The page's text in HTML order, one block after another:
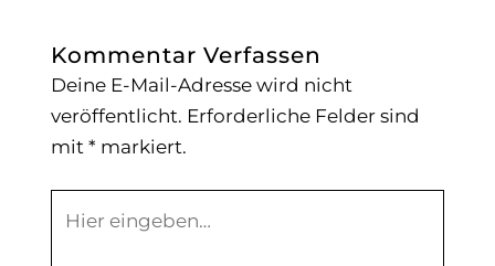
Kommentar Verfassen
Deine E-Mail-Adresse wird nicht
veröffentlicht. Erforderliche Felder sind
mit * markiert.
eingeben…